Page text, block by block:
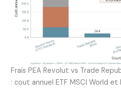
Frais PEA Revolut vs Trade
: cout annuel ETF MSCI World et